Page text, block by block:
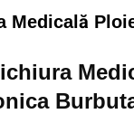
Medicală